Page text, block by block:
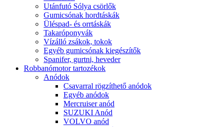
Utánfutó Sólya csörlők
Gumicsónak hordtáskák
Üléspad- és orrtáskák
Takaróponyvák
Vízálló zsákok, tokok
Egyéb gumicsónak kiegészítők
Spanifer, gurtni, heveder
Robbanómotor tartozékok
Anódok
Csavarral rögzíthető anódok
Egyéb anódok
Mercruiser anód
SUZUKI Anód
VOLVO anód